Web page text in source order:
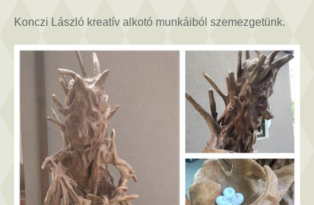
Konczi
bejegyzéshez
Konczi László kreatív alkotó munkáiból szemezgetünk.